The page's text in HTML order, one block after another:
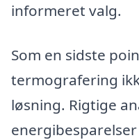
informeret valg.
Som en sidste
termografering
løsning. Rigtige